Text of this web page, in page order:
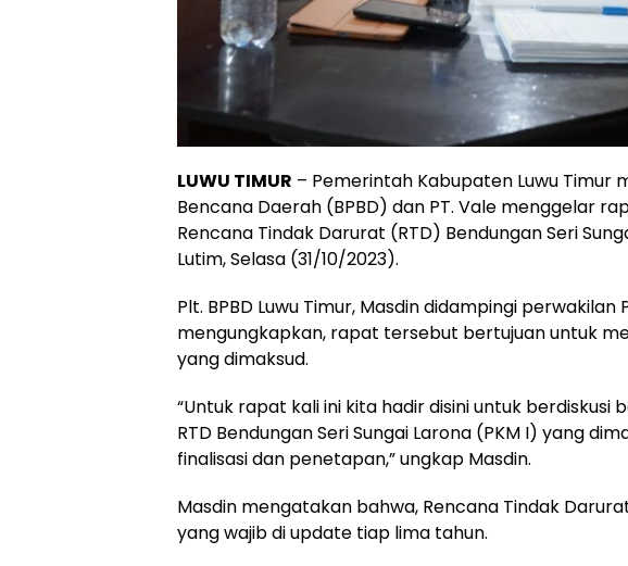
LUWU TIMUR – Pemerintah Kabupaten Luwu Timur
Bencana Daerah (BPBD) dan PT. Vale menggelar
Rencana Tindak Darurat (RTD) Bendungan Seri
Lutim, Selasa (31/10/2023).
Plt. BPBD Luwu Timur, Masdin didampingi perwakilan
mengungkapkan, rapat tersebut bertujuan untuk
yang dimaksud.
“Untuk rapat kali ini kita hadir disini untuk
RTD Bendungan Seri Sungai Larona (PKM I) yang
finalisasi dan penetapan,” ungkap Masdin.
Masdin mengatakan bahwa, Rencana Tindak
yang wajib di update tiap lima tahun.